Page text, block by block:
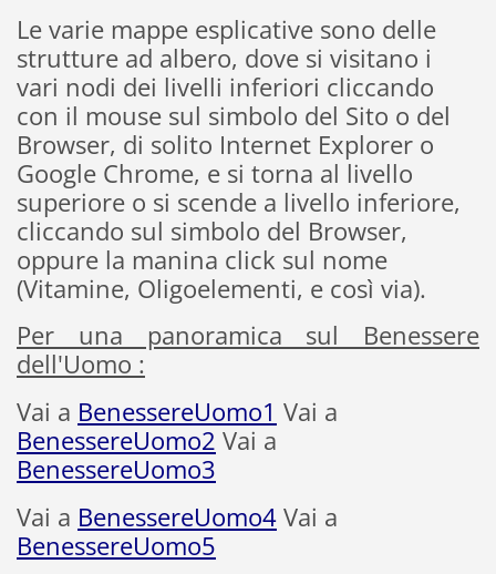
Le varie mappe esplicative sono delle
strutture ad albero, dove si visitano i
vari nodi dei livelli inferiori cliccando
con il mouse sul simbolo del Sito o del
Browser, di solito Internet Explorer o
Google Chrome, e si torna al livello
superiore o si scende a livello inferiore,
cliccando sul simbolo del Browser,
oppure la manina click sul nome
(Vitamine, Oligoelementi, e così via).
Per una panoramica sul Benessere
dell'Uomo :
Vai a BenessereUomo1 Vai a
BenessereUomo2 Vai a
BenessereUomo3
Vai a BenessereUomo4Vai a
BenessereUomo5